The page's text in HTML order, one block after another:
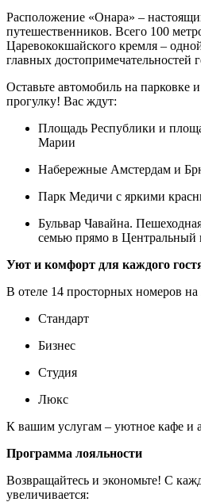
Расположение «Онара» –
путешественников. Всего 100
Царевококшайского кремля –
главных достопримечательностей
Оставьте автомобиль на парковке
прогулку! Вас ждут:
Площадь Республики и
Марии
Набережные Амстердам и
Парк Медичи с яркими
Бульвар Чавайна.
семью прямо в Центральный
Уют и комфорт для каждого
В отеле 14 просторных номеров
Стандарт
Бизнес
Студия
Люкс
К вашим услугам – уютное кафе и
Программа лояльности
Возвращайтесь и экономьте! С
увеличивается: